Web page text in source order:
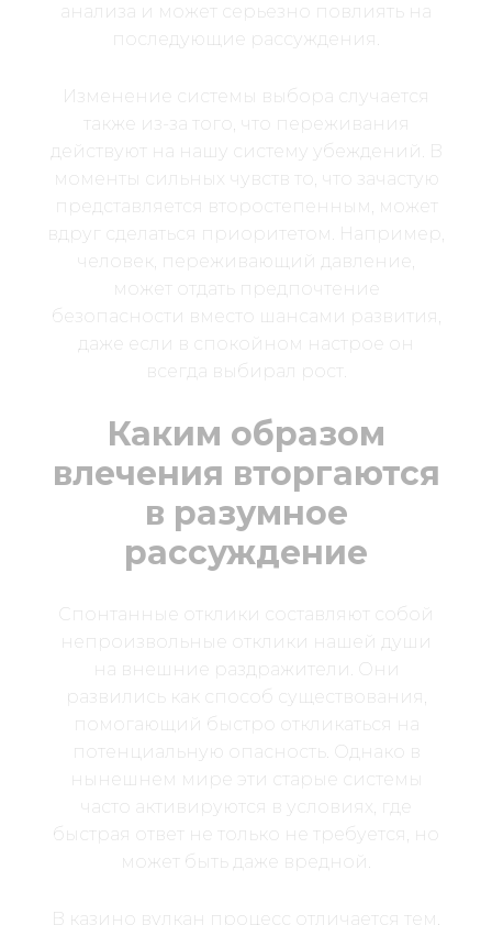
анализа и может серьезно повлиять на
последующие рассуждения.
Изменение системы выбора случается
также из-за того, что переживания
действуют на нашу систему убеждений. В
моменты сильных чувств то, что зачастую
представляется второстепенным, может
вдруг сделаться приоритетом. Например,
человек, переживающий давление,
может отдать предпочтение
безопасности вместо шансами развития,
даже если в спокойном настрое он
всегда выбирал рост.
Каким образом
влечения вторгаются
в разумное
рассуждение
Спонтанные отклики составляют собой
непроизвольные отклики нашей души
на внешние раздражители. Они
развились как способ существования,
помогающий быстро откликаться на
потенциальную опасность. Однако в
нынешнем мире эти старые системы
часто активируются в условиях, где
быстрая ответ не только не требуется, но
может быть даже вредной.
В казино вулкан процесс отличается тем,